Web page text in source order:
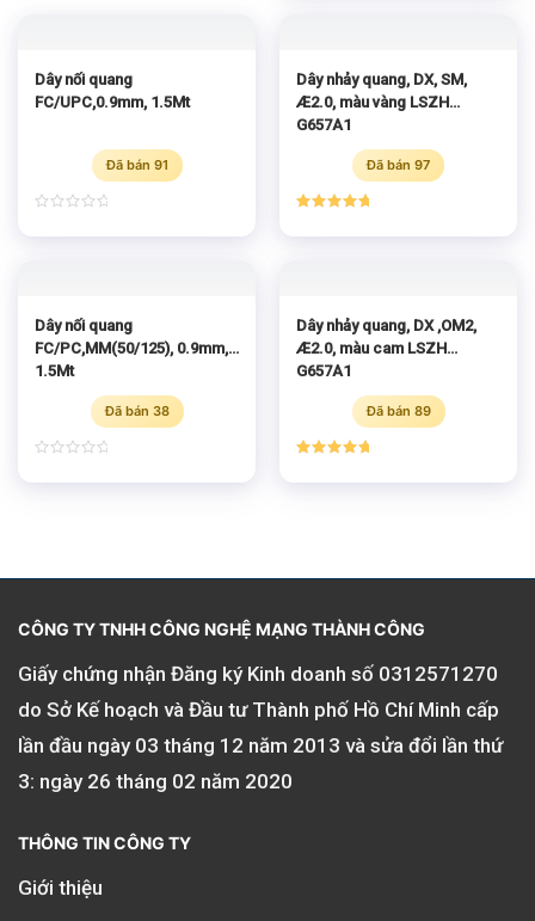
Dây nối quang
FC/UPC,0.9mm, 1.5Mt
Đã bán 91
xếp
Dây nhảy quang, DX, SM,
Æ2.0, màu vàng LSZH
G657A1
Đã bán 97
hạng5.00
Dây nối quang
FC/PC,MM(50/125), 0.9mm,
1.5Mt
Đã bán 38
xếp
Dây nhảy quang, DX ,OM2,
Æ2.0, màu cam LSZH
G657A1
Đã bán 89
hạng5.00
CÔNG TY TNHH CÔNG NGHỆ MẠNG THÀNH CÔNG
Giấy chứng nhận Đăng ký Kinh doanh số 0312571270
do Sở Kế hoạch và Đầu tư Thành phố Hồ Chí Minh cấp
lần đầu ngày 03 tháng 12 năm 2013 và sửa đổi lần thứ
3: ngày 26 tháng 02 năm 2020
THÔNG TIN CÔNG TY
Giới thiệu